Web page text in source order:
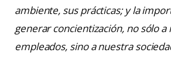
ambiente, sus prácticas; y la
generar concientización, no sólo a
empleados, sino a nuestra